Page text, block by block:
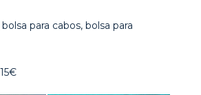
para cabos, bolsa para